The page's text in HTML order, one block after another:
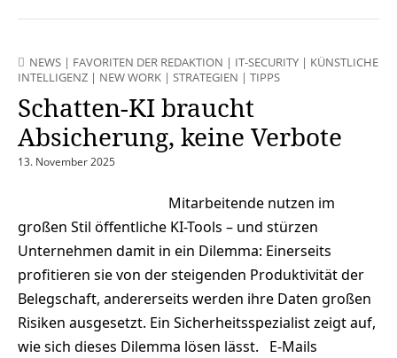
NEWS | FAVORITEN DER REDAKTION | IT-SECURITY | KÜNSTLICHE
INTELLIGENZ | NEW WORK | STRATEGIEN | TIPPS
Schatten-KI braucht
Absicherung, keine Verbote
13. November 2025
Mitarbeitende nutzen im
großen Stil öffentliche KI-Tools – und stürzen
Unternehmen damit in ein Dilemma: Einerseits
profitieren sie von der steigenden Produktivität der
Belegschaft, andererseits werden ihre Daten großen
Risiken ausgesetzt. Ein Sicherheitsspezialist zeigt auf,
wie sich dieses Dilemma lösen lässt. E-Mails